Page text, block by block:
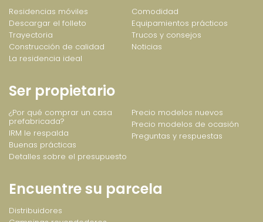
Residencias móviles
Descargar el folleto
Trayectoria
Construcción de calidad
La residencia ideal
Comodidad
Equipamientos prácticos
Trucos y consejos
Noticias
Ser propietario
¿Por qué comprar un casa
prefabricada?
IRM le respalda
Buenas prácticas
Detalles sobre el presupuesto
Precio modelos nuevos
Precio modelos de ocasión
Preguntas y respuestas
Encuentre su parcela
Distribuidores